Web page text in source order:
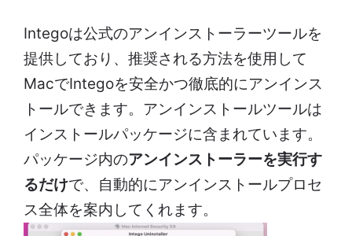
Integoは公式のアンインストーラーツールを
提供しており、推奨される方法を使用して
MacでIntegoを安全かつ徹底的にアンインス
トールできます。アンインストールツールは
インストールパッケージに含まれています。
パッケージ内のアンインストーラーを実行す
るだけで、自動的にアンインストールプロセ
ス全体を案内してくれます。